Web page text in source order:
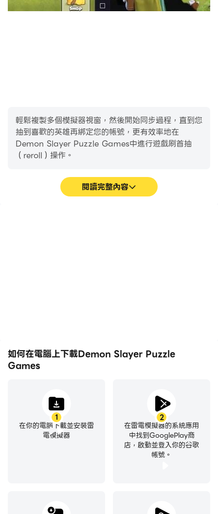
輕鬆複製多個模擬器視窗，然後開始同步過程，直到您
抽到喜歡的英雄再綁定您的帳號，更有效率地在
Demon Slayer Puzzle Games中進行遊戲刷首抽
（reroll）操作。
閱讀完整內容
如何在電腦上下載Demon Slayer Puzzle
Games
1
在你的電腦下載並安裝雷
電模擬器
2
在雷電模擬器的系統應用
中找到GooglePlay商
店，啟動並登入你的谷歌
帳號。